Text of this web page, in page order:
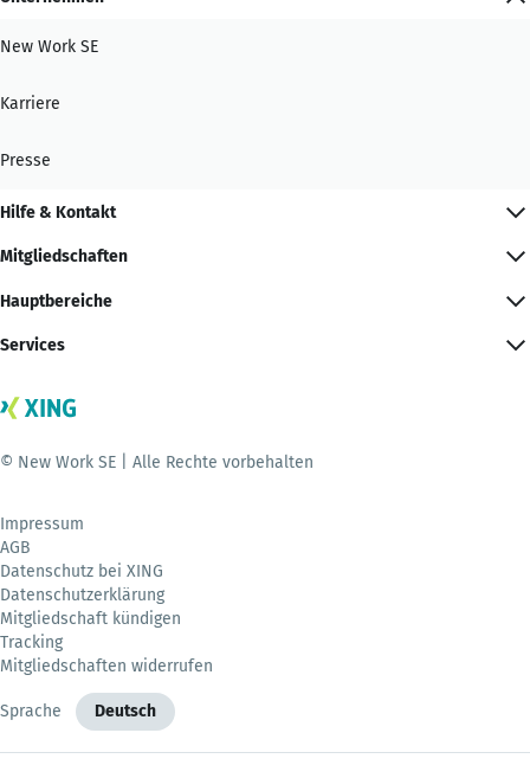
New Work SE
Karriere
Presse
Hilfe & Kontakt
Mitgliedschaften
Hauptbereiche
Services
© New Work SE | Alle Rechte vorbehalten
Impressum
AGB
Datenschutz bei XING
Datenschutzerklärung
Mitgliedschaft kündigen
Tracking
Mitgliedschaften widerrufen
Sprache Deutsch